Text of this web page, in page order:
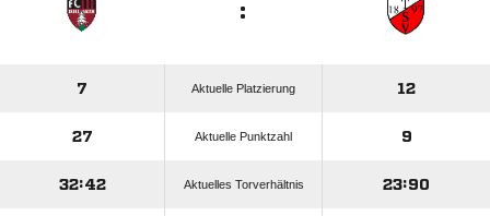
:
7 Aktuelle Platzierung 12
27 Aktuelle Punktzahl 9
32:42 Aktuelles Torverhältnis 23:90